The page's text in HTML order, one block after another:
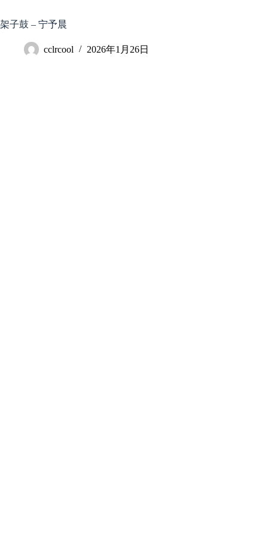
至
内
架子鼓 – 宁予晨
cclrcool 2026年1月26日